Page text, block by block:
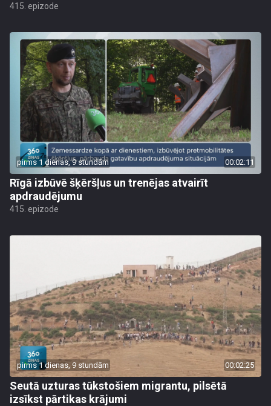
415. epizode
pirms 1 dienas, 9 stundām 00:02:11
Rīgā izbūvē šķēršļus un trenējas atvairīt
apdraudējumu
415. epizode
pirms 1 dienas, 9 stundām 00:02:25
Seutā uzturas tūkstošiem migrantu, pilsētā
izsīkst pārtikas krājumi